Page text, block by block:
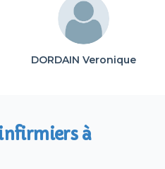
ou trachéotomie
fils ou points de suture
sur déclenchement
DORDAIN Veronique
à